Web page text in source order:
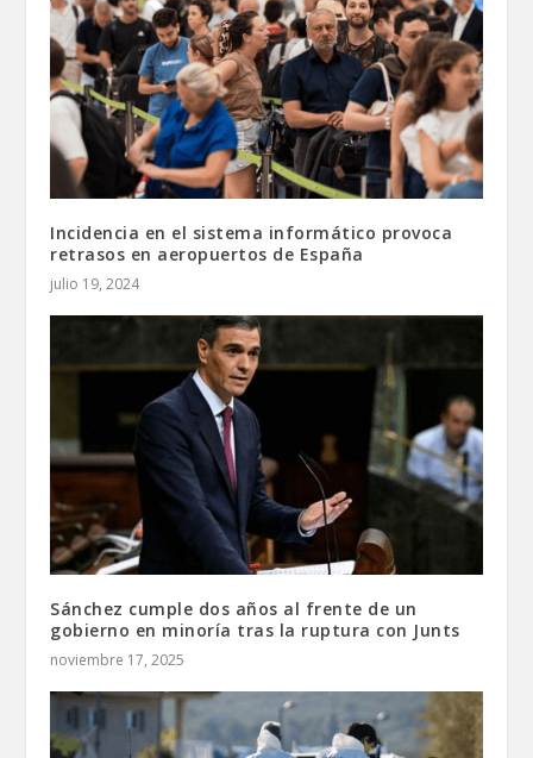
Incidencia en el sistema informático provoca
retrasos en aeropuertos de España
julio 19, 2024
Sánchez cumple dos años al frente de un
gobierno en minoría tras la ruptura con Junts
noviembre 17, 2025